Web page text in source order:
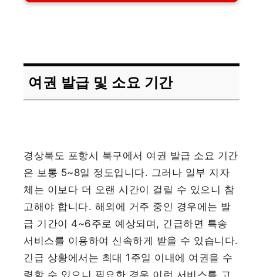
여권 발급 및 소요 기간
경상북도 포항시 북구에서 여권 발급 소요 기간
은 보통 5~8일 정도입니다. 그러나 일부 지자
체는 이보다 더 오랜 시간이 걸릴 수 있으니 참
고해야 합니다. 해외에 거주 중인 경우에는 발
급 기간이 4~6주로 예상되며, 긴급하면 특송
서비스를 이용하여 신속하게 받을 수 있습니다.
긴급 상황에서는 최대 1주일 이내에 여권을 수
령할 수 있으니 필요한 경우 이런 서비스를 고